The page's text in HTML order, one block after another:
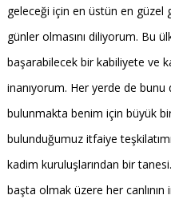
geleceği için en üstün en güzel
günler olmasını diliyorum. Bu
başarabilecek bir kabiliyete ve
inanıyorum. Her yerde de
bulunmakta benim için büyük
bulunduğumuz itfaiye
kadim kuruluşlarından bir
başta olmak üzere her